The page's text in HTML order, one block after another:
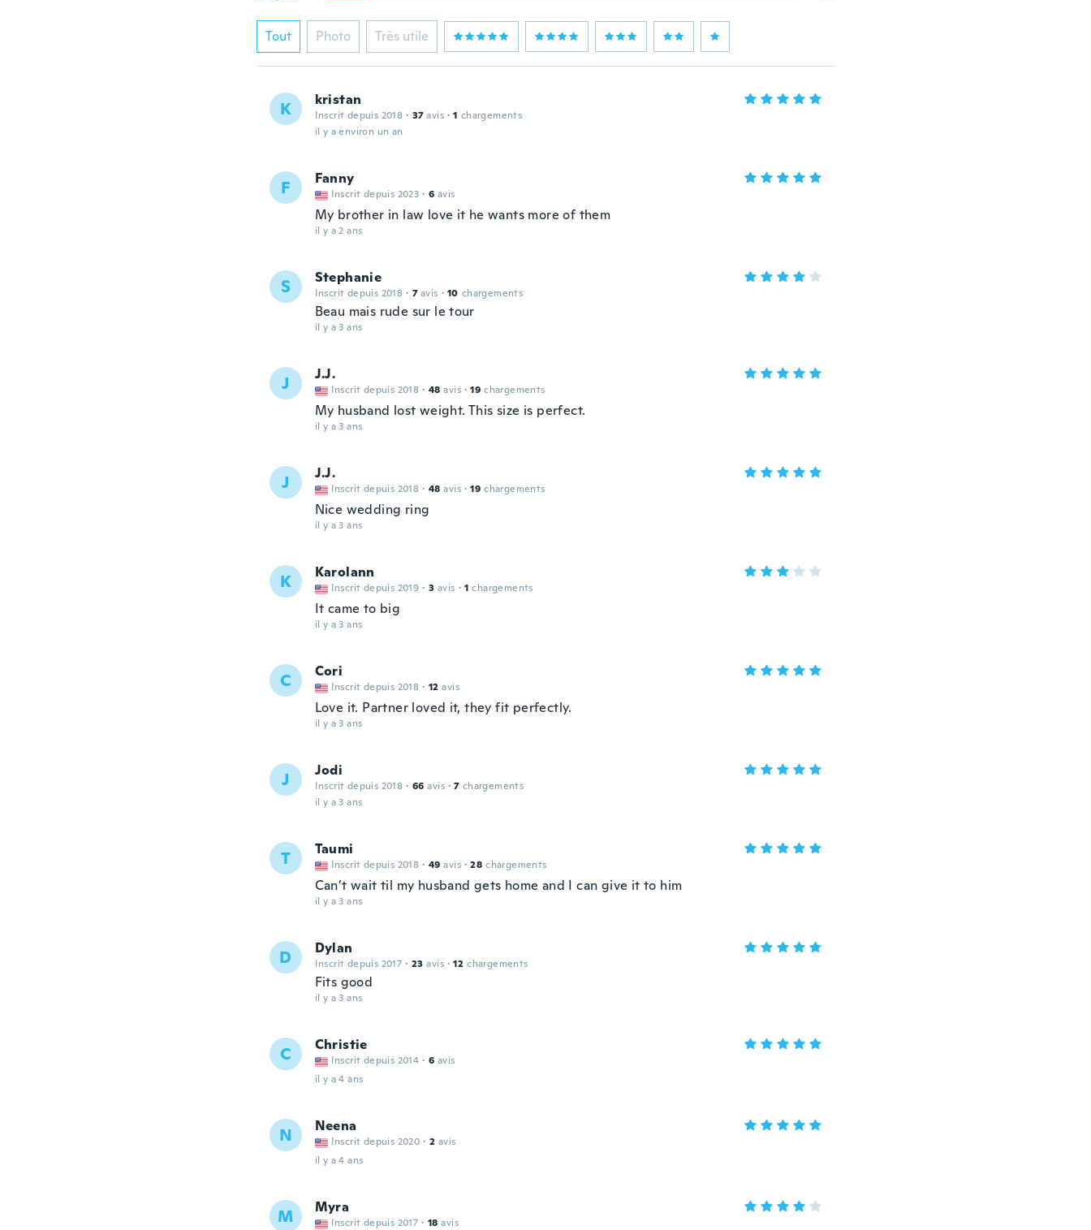
Tout Photo Très utile
K kristan
Inscrit depuis 2018 · 37 avis · 1 chargements
il y a environ un an
F Fanny
Inscrit depuis 2023 · 6 avis
My brother in law love it he wants more of them
il y a 2 ans
S Stephanie
Inscrit depuis 2018 · 7 avis · 10 chargements
Beau mais rude sur le tour
il y a 3 ans
J J.J.
Inscrit depuis 2018 · 48 avis · 19 chargements
My husband lost weight. This size is perfect.
il y a 3 ans
J J.J.
Inscrit depuis 2018 · 48 avis · 19 chargements
Nice wedding ring
il y a 3 ans
K Karolann
Inscrit depuis 2019 · 3 avis · 1 chargements
It came to big
il y a 3 ans
C Cori
Inscrit depuis 2018 · 12 avis
Love it. Partner loved it, they fit perfectly.
il y a 3 ans
J Jodi
Inscrit depuis 2018 · 66 avis · 7 chargements
il y a 3 ans
T Taumi
Inscrit depuis 2018 · 49 avis · 28 chargements
Can’t wait til my husband gets home and I can give it to him
il y a 3 ans
D Dylan
Inscrit depuis 2017 · 23 avis · 12 chargements
Fits good
il y a 3 ans
C Christie
Inscrit depuis 2014 · 6 avis
il y a 4 ans
N Neena
Inscrit depuis 2020 · 2 avis
il y a 4 ans
M Myra
Inscrit depuis 2017 · 18 avis